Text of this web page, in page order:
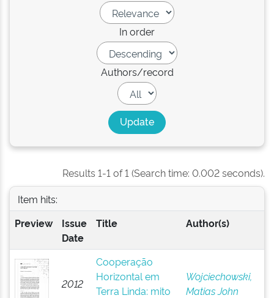
In order
Authors/record
Results 1-1 of 1 (Search time: 0.002 seconds).
Item hits:
Preview
Issue
Date
Title Author(s)
2012
Cooperação
Horizontal em
Terra Linda: mito
Wojciechowski,
Matias John